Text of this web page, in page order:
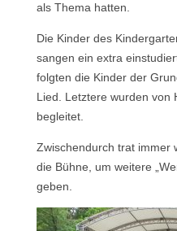
als Thema hatten.
Die Kinder des
sangen ein extra
folgten die Kinder der
Lied. Letztere wurden von
begleitet.
Zwischendurch trat immer
die Bühne, um weitere
geben.